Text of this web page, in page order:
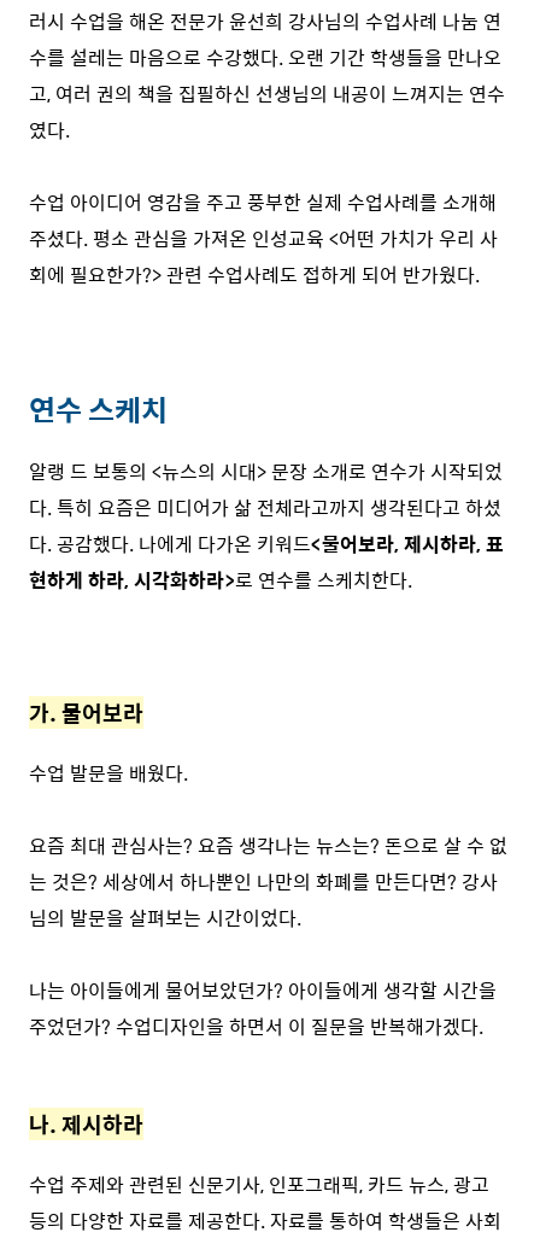
러시 수업을 해온 전문가 윤선희 강사님의 수업사례 나눔 연
수를 설레는 마음으로 수강했다. 오랜 기간 학생들을 만나오
고, 여러 권의 책을 집필하신 선생님의 내공이 느껴지는 연수
였다.
수업 아이디어 영감을 주고 풍부한 실제 수업사례를 소개해
주셨다. 평소 관심을 가져온 인성교육 <어떤 가치가 우리 사
회에 필요한가?> 관련 수업사례도 접하게 되어 반가웠다.
연수 스케치
알랭 드 보통의 <뉴스의 시대> 문장 소개로 연수가 시작되었
다. 특히 요즘은 미디어가 삶 전체라고까지 생각된다고 하셨
다. 공감했다. 나에게 다가온 키워드<물어보라, 제시하라, 표
현하게 하라, 시각화하라>로 연수를 스케치한다.
가. 물어보라
수업 발문을 배웠다.
요즘 최대 관심사는? 요즘 생각나는 뉴스는? 돈으로 살 수 없
는 것은? 세상에서 하나뿐인 나만의 화폐를 만든다면? 강사
님의 발문을 살펴보는 시간이었다.
나는 아이들에게 물어보았던가? 아이들에게 생각할 시간을
주었던가? 수업디자인을 하면서 이 질문을 반복해가겠다.
나. 제시하라
수업 주제와 관련된 신문기사, 인포그래픽, 카드 뉴스, 광고
등의 다양한 자료를 제공한다. 자료를 통하여 학생들은 사회